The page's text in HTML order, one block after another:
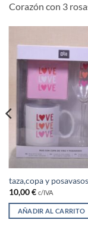
Corazón con 3
taza,copa y
10,00€ c/IVA
AÑADIR AL CARRITO